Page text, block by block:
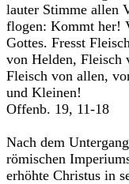
lauter Stimme allen
flogen: Kommt her!
Gottes. Fresst
von Helden, Fleisch
Fleisch von allen,
und Kleinen!
Offenb. 19, 11-18
Nach dem
römischen
erhöhte Christus in